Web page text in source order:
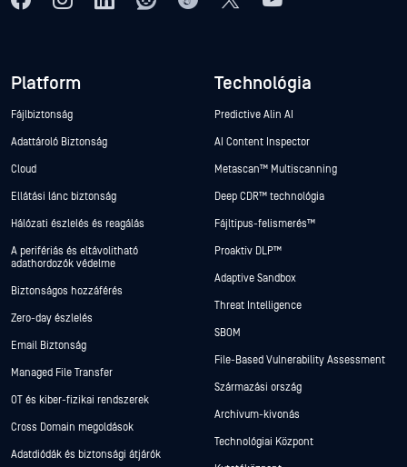
Platform
Fájlbiztonság
Adattároló Biztonság
Cloud
Ellátási lánc biztonság
Hálózati észlelés és reagálás
A perifériás és eltávolítható
adathordozók védelme
Biztonságos hozzáférés
Zero-day észlelés
Email Biztonság
Managed File Transfer
OT és kiber-fizikai rendszerek
Cross Domain megoldások
Adatdiódák és biztonsági átjárók
Technológia
Predictive Alin AI
AI Content Inspector
Metascan™ Multiscanning
Deep CDR™ technológia
Fájltípus-felismerés™
Proaktív DLP™
Adaptive Sandbox
Threat Intelligence
SBOM
File-Based Vulnerability Assessment
Származási ország
Archívum-kivonás
Technológiai Központ